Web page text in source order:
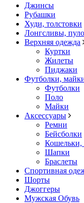
Джинсы
Рубашки
Худи, толстовки
Лонгсливы,
Верхняя одежда
Куртки
Жилеты
Пиджаки
Футболки,
Футболки
Поло
Майки
Аксессуары
Ремни
Бейсболки
Кошельки,
Шапки
Браслеты
Спортивная
Шорты
Джоггеры
Мужская Обувь